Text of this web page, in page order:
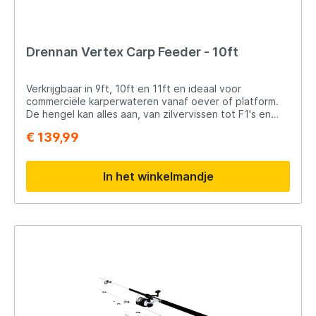
Drennan Vertex Carp Feeder - 10ft
Verkrijgbaar in 9ft, 10ft en 11ft en ideaal voor
commerciële karperwateren vanaf oever of platform.
De hengel kan alles aan, van zilvervissen tot F1's en
waaronder een glazen tip van 1,5 oz en een carbon tip
€ 139,99
In het winkelmandje